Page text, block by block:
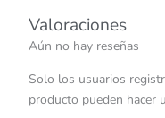
Valoraciones
Aún no hay reseñas
Solo los usuarios
producto pueden hacer